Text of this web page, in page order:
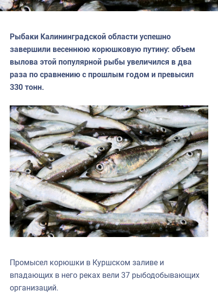
Рыбаки Калининградской области успешно
завершили весеннюю корюшковую путину: объем
вылова этой популярной рыбы увеличился в два
раза по сравнению с прошлым годом и превысил
330 тонн.
Промысел корюшки в Куршском заливе и
впадающих в него реках вели 37 рыбодобывающих
организаций.